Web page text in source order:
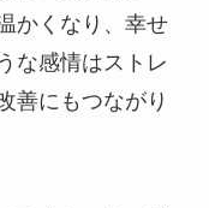
かくなり、幸せ
な感情はストレ
善にもつながり